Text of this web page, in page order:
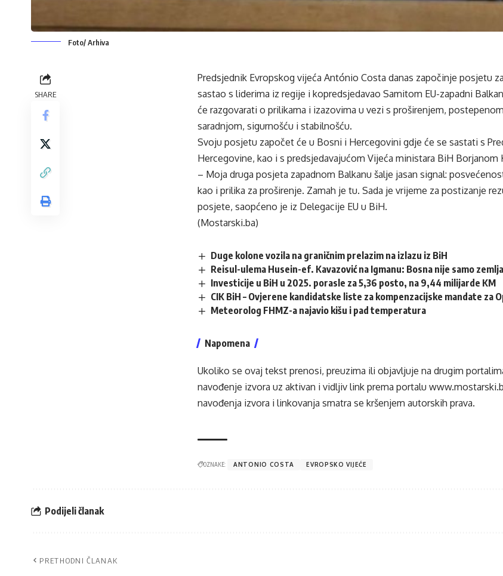
Foto/ Arhiva
SHARE
Predsjednik Evropskog vijeća António Costa danas započinje posjetu
sastao s liderima iz regije i kopredsjedavao Samitom EU-zapadni
će razgovarati o prilikama i izazovima u vezi s proširenjem,
saradnjom, sigurnošću i stabilnošću.
Svoju posjetu započet će u Bosni i Hercegovini gdje će se sastati s
Hercegovine, kao i s predsjedavajućom Vijeća ministara BiH Borjanom
– Moja druga posjeta zapadnom Balkanu šalje jasan signal:
kao i prilika za proširenje. Zamah je tu. Sada je vrijeme za postizanje
posjete, saopćeno je iz Delegacije EU u BiH.
(Mostarski.ba)
Duge kolone vozila na graničnim prelazim na izlazu iz BiH
Reisul-ulema Husein-ef. Kavazović na Igmanu: Bosna nije samo
Investicije u BiH u 2025. porasle za 5,36 posto, na 9,44 milijarde KM
CIK BiH – Ovjerene kandidatske liste za kompenzacijske mandate za
Meteorolog FHMZ-a najavio kišu i pad temperatura
Napomena
Ukoliko se ovaj tekst prenosi, preuzima ili objavljuje na drugim
navođenje izvora uz aktivan i vidljiv link prema portalu
navođenja izvora i linkovanja smatra se kršenjem autorskih prava.
OZNAKE: ANTONIO COSTA EVROPSKO VIJEĆE
Podijeli članak
PRETHODNI ČLANAK